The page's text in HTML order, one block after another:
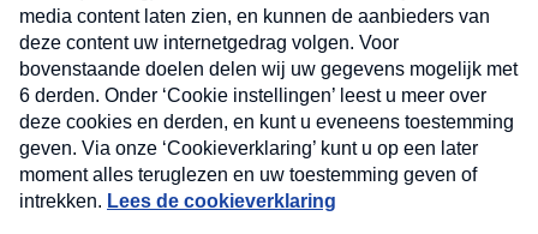
Nieuwsbrief
Neem hier een gratis abonnement op onze
nieuwsbrief. Elke vrijdag- en dinsdagochtend in uw